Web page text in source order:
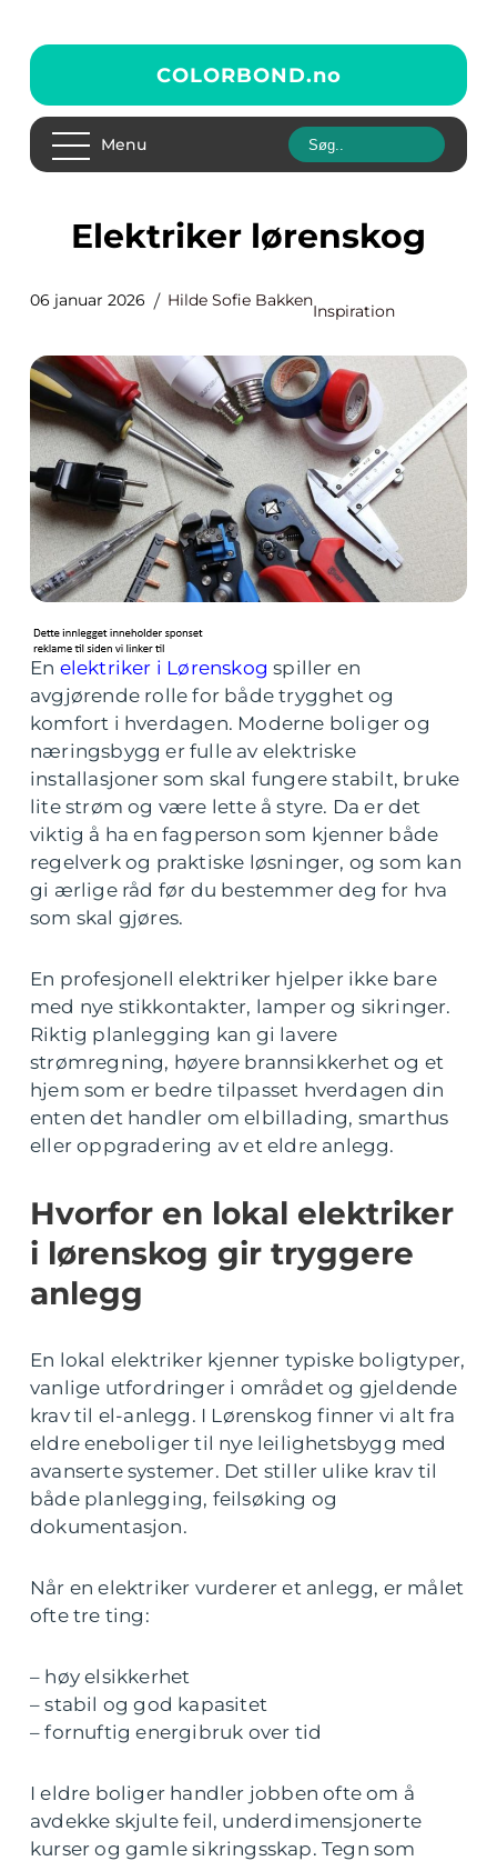
COLORBOND.no
Menu
Elektriker lørenskog
06 januar 2026 Hilde Sofie Bakken
Inspiration
En elektriker i Lørenskog spiller en
avgjørende rolle for både trygghet og
komfort i hverdagen. Moderne boliger og
næringsbygg er fulle av elektriske
installasjoner som skal fungere stabilt, bruke
lite strøm og være lette å styre. Da er det
viktig å ha en fagperson som kjenner både
regelverk og praktiske løsninger, og som kan
gi ærlige råd før du bestemmer deg for hva
som skal gjøres.
En profesjonell elektriker hjelper ikke bare
med nye stikkontakter, lamper og sikringer.
Riktig planlegging kan gi lavere
strømregning, høyere brannsikkerhet og et
hjem som er bedre tilpasset hverdagen din
enten det handler om elbillading, smarthus
eller oppgradering av et eldre anlegg.
Hvorfor en lokal elektriker
i lørenskog gir tryggere
anlegg
En lokal elektriker kjenner typiske boligtyper,
vanlige utfordringer i området og gjeldende
krav til el-anlegg. I Lørenskog finner vi alt fra
eldre eneboliger til nye leilighetsbygg med
avanserte systemer. Det stiller ulike krav til
både planlegging, feilsøking og
dokumentasjon.
Når en elektriker vurderer et anlegg, er målet
ofte tre ting:
– høy elsikkerhet
– stabil og god kapasitet
– fornuftig energibruk over tid
I eldre boliger handler jobben ofte om å
avdekke skjulte feil, underdimensjonerte
kurser og gamle sikringsskap. Tegn som